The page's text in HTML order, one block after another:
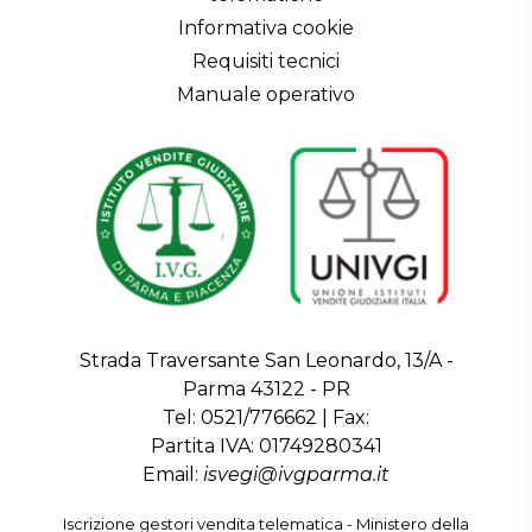
Tipologia
Categoria
Indirizzo
Provincia
Indirizzo visione
3137259
3137259
ELETTRODOMESTICI
MOBILI DA CASA E VARIE
FUORI SEDE
43126
Parma
Emilia-Romagna
Italia
FUORI SEDE
43126
Parma
Strada Traversante San Leonardo, 13/A -
Parma 43122 - PR
Tel: 0521/776662 | Fax:
Partita IVA: 01749280341
Email: isvegi@ivgparma.it
Iscrizione gestori vendita telematica - Ministero della
Informativa cookie
Requisiti tecnici
Manuale operativo